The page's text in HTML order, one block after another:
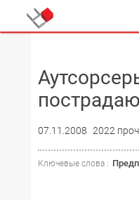
07.11.2008 2022
Ключевые слова :